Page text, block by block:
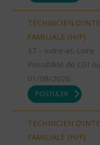
TECHNICIEN
FAMILIALE (H/F)
37 - Indre-et-Loire
Possibilité de CDI
01/08/2026
POSTULER
TECHNICIEN
FAMILIALE (H/F)